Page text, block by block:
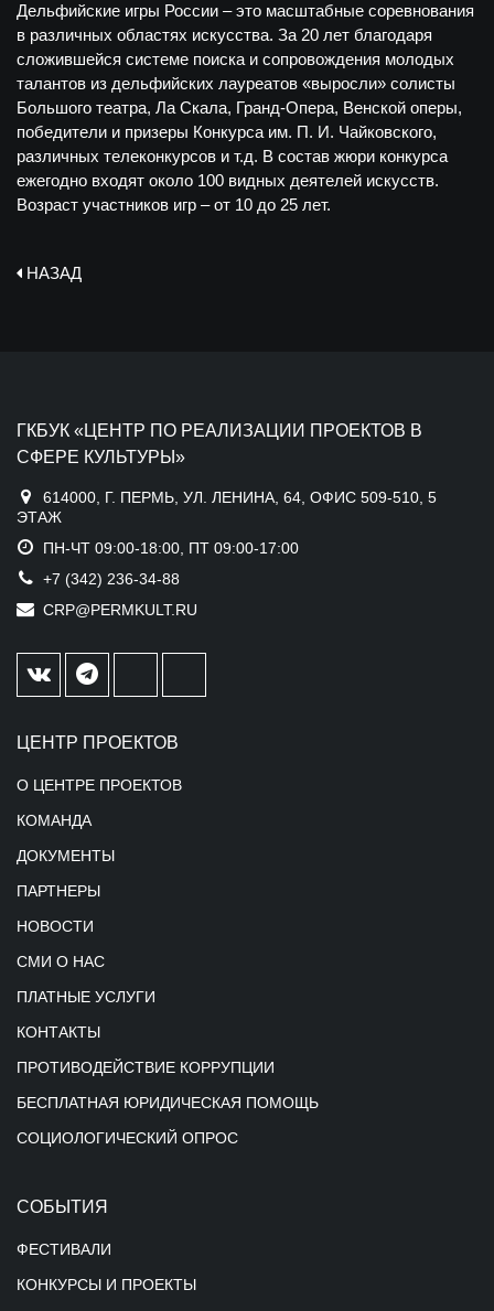
Дельфийские игры России – это масштабные соревнования
в различных областях искусства. За 20 лет благодаря
сложившейся системе поиска и сопровождения молодых
талантов из дельфийских лауреатов «выросли» солисты
Большого театра, Ла Скала, Гранд-Опера, Венской оперы,
победители и призеры Конкурса им. П. И. Чайковского,
различных телеконкурсов и т.д. В состав жюри конкурса
ежегодно входят около 100 видных деятелей искусств.
Возраст участников игр – от 10 до 25 лет.
НАЗАД
ГКБУК «ЦЕНТР ПО РЕАЛИЗАЦИИ ПРОЕКТОВ В
СФЕРЕ КУЛЬТУРЫ»
614000, Г. ПЕРМЬ, УЛ. ЛЕНИНА, 64, ОФИС 509-510, 5
ЭТАЖ
ПН-ЧТ 09:00-18:00, ПТ 09:00-17:00
+7 (342) 236-34-88
CRP@PERMKULT.RU
ЦЕНТР ПРОЕКТОВ
О ЦЕНТРЕ ПРОЕКТОВ
КОМАНДА
ДОКУМЕНТЫ
ПАРТНЕРЫ
НОВОСТИ
СМИ О НАС
ПЛАТНЫЕ УСЛУГИ
КОНТАКТЫ
ПРОТИВОДЕЙСТВИЕ КОРРУПЦИИ
БЕСПЛАТНАЯ ЮРИДИЧЕСКАЯ ПОМОЩЬ
СОЦИОЛОГИЧЕСКИЙ ОПРОС
СОБЫТИЯ
ФЕСТИВАЛИ
КОНКУРСЫ И ПРОЕКТЫ